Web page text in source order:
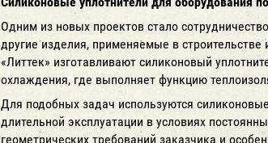
Одним из новых проектов стало
другие изделия, применяемые в
«Литтек» изготавливают силиконовый
охлаждения, где выполняет функцию
Для подобных задач используются
длительной эксплуатации в условиях
геометрических требований заказчика и